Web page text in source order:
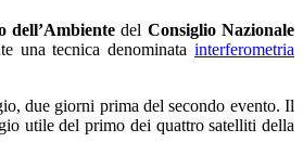
dell’Ambiente del Consiglio Nazionale
una tecnica denominatainterferometria
due giorni prima del secondo evento. Il
utile del primo dei quattro satelliti della